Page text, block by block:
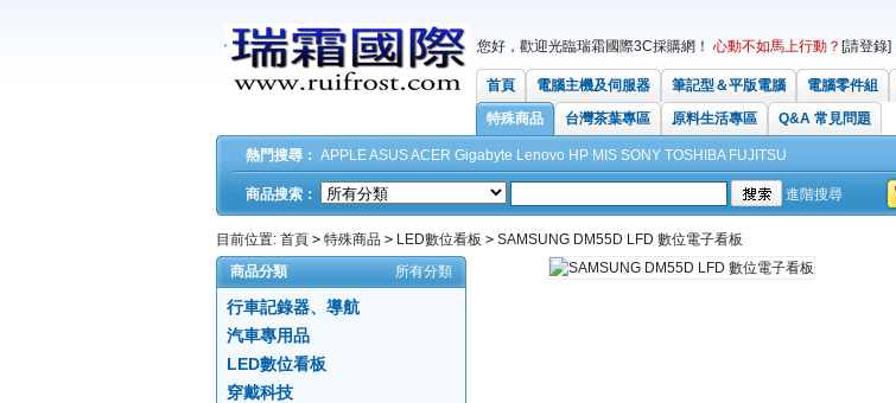
您好，歡迎光臨瑞霜國際3C採購網！ 心動不如馬上行動？ [請登錄]
首頁 電腦主機及伺服器 筆記型＆平版電腦 電腦零件組
特殊商品
台灣茶葉專區 原料生活專區 Q&A 常見問題
熱門搜尋： APPLEASUSACER Gigabyte Lenovo HP MIS SONY TOSHIBA FUJITSU
商品搜索： 進階搜尋
目前位置: 首頁 > 特殊商品 > LED數位看板 > SAMSUNG DM55D LFD 數位電子看板
商品分類
所有分類
行車記錄器、導航
汽車專用品
LED數位看板
穿戴科技